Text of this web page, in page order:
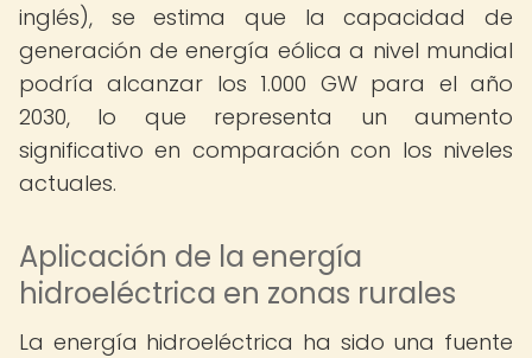
inglés), se estima que la capacidad de
generación de energía eólica a nivel mundial
podría alcanzar los 1.000 GW para el año
2030, lo que representa un aumento
significativo en comparación con los niveles
actuales.
Aplicación de la energía
hidroeléctrica en zonas rurales
La energía hidroeléctrica ha sido una fuente